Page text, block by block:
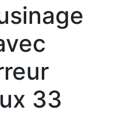
33